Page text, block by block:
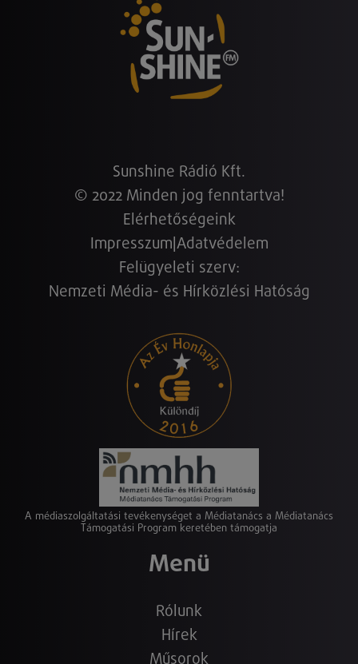
Sunshine Rádió Kft.
© 2022 Minden jog fenntartva!
Elérhetőségeink
Impresszum Adatvédelem
Felügyeleti szerv:
Nemzeti Média- és Hírközlési Hatóság
A médiaszolgáltatási tevékenységet a Médiatanács a Médiatanács
Támogatási Program keretében támogatja
Menü
Rólunk
Hírek
Műsorok